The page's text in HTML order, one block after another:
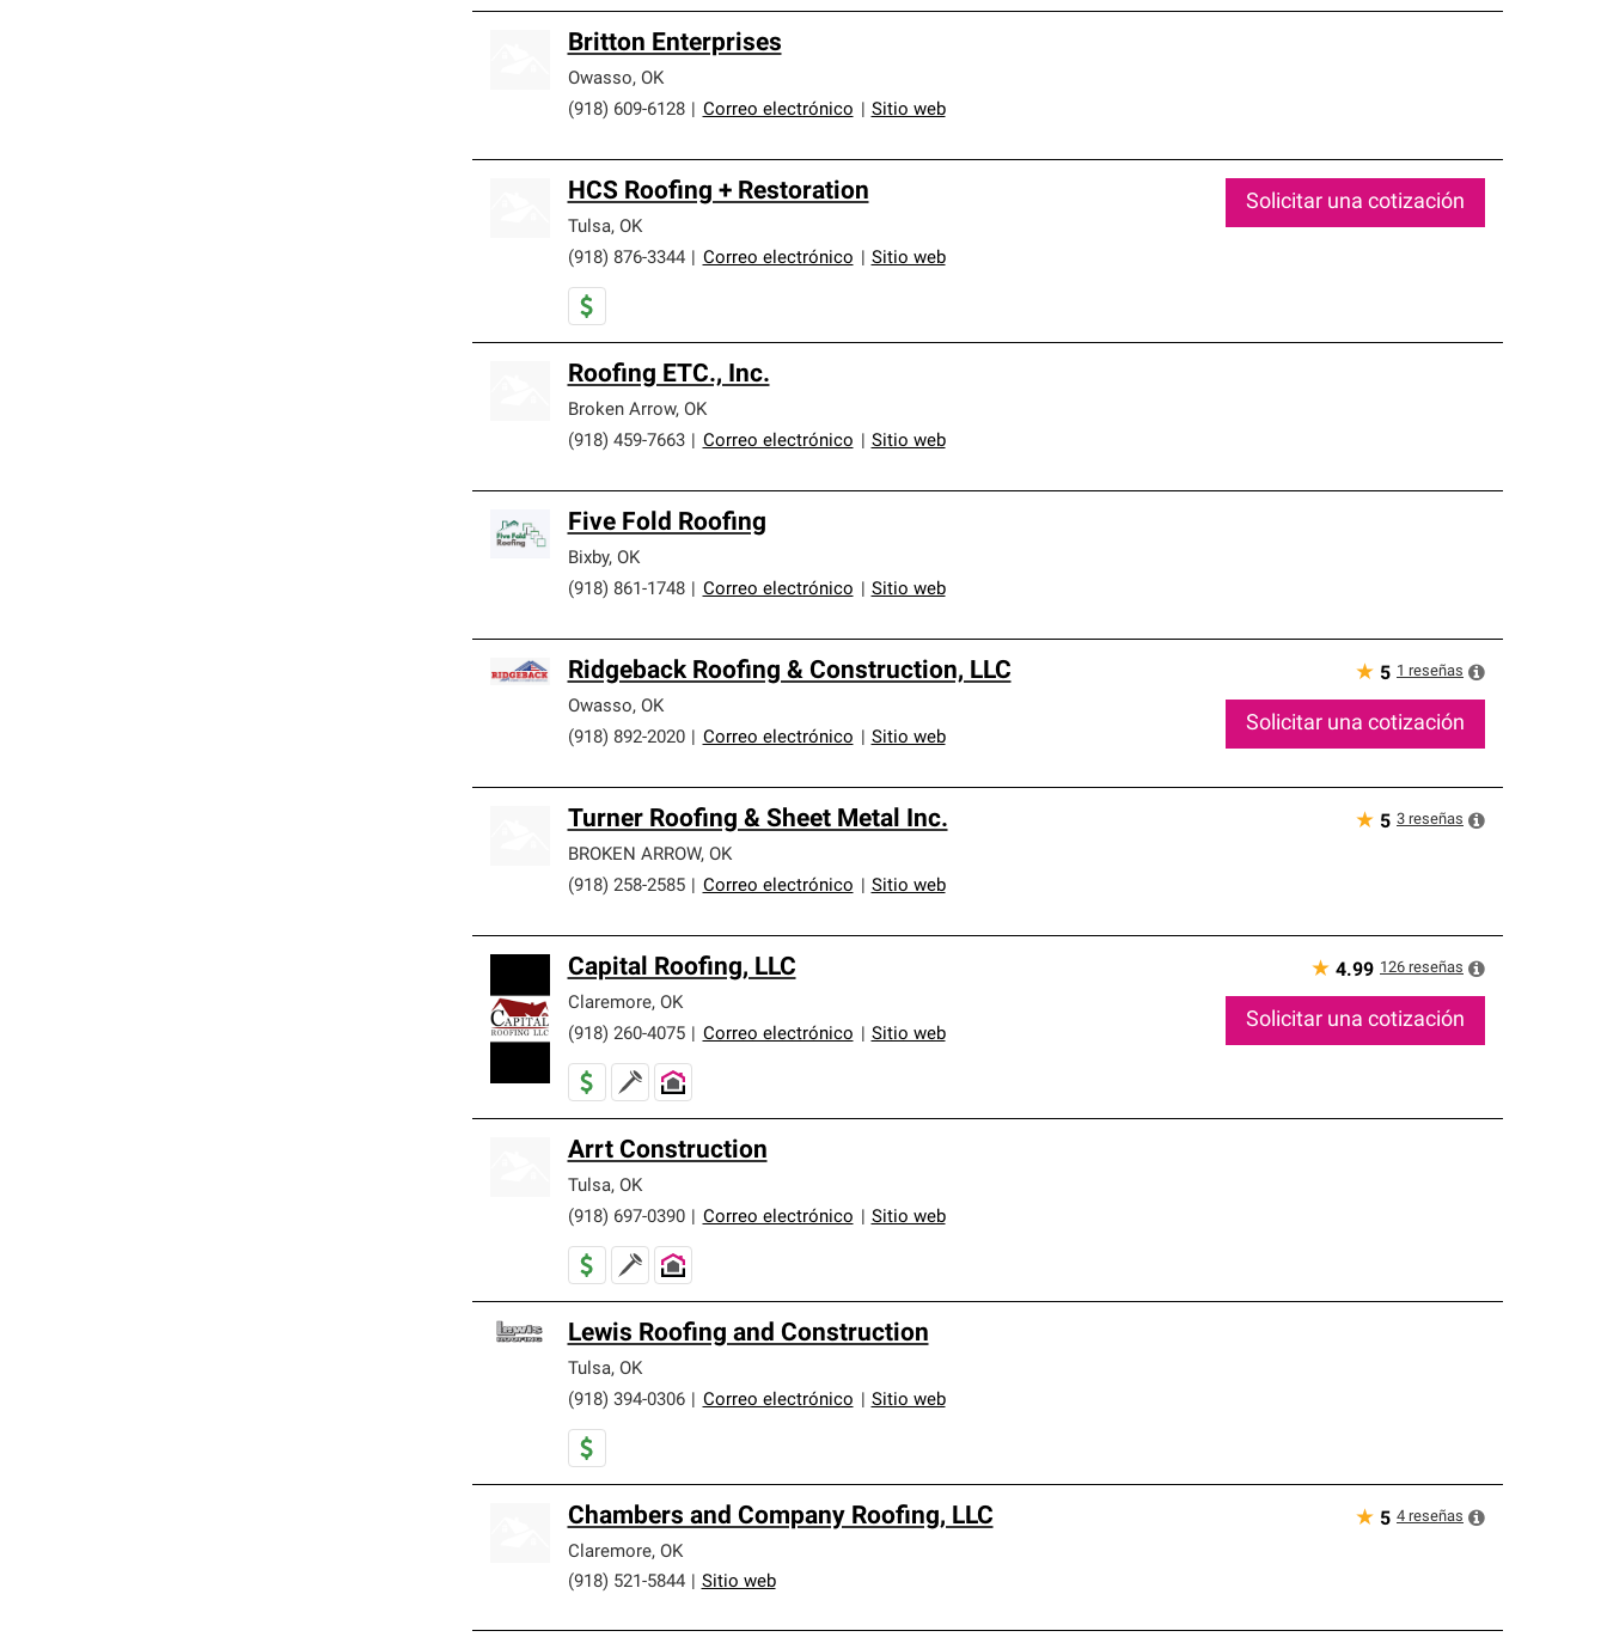
Britton Enterprises
Owasso, OK
(918) 609-6128
Correo electrónico Sitio web
HCS Roofing + Restoration
Tulsa, OK
(918) 876-3344
Correo electrónico Sitio web
Solicitar una cotización
Roofing ETC., Inc.
Broken Arrow, OK
(918) 459-7663
Correo electrónico Sitio web
Five Fold Roofing
Bixby, OK
(918) 861-1748
Correo electrónico Sitio web
Ridgeback Roofing & Construction, LLC
Owasso, OK
(918) 892-2020
Correo electrónico Sitio web
★ 5 1 reseñas
Solicitar una cotización
Turner Roofing & Sheet Metal Inc.
BROKEN ARROW, OK
(918) 258-2585
Correo electrónico Sitio web
★ 5 3 reseñas
Capital Roofing, LLC
Claremore, OK
(918) 260-4075
Correo electrónico Sitio web
★ 4.99 126 reseñas
Solicitar una cotización
Arrt Construction
Tulsa, OK
(918) 697-0390
Correo electrónico Sitio web
Lewis Roofing and Construction
Tulsa, OK
(918) 394-0306
Correo electrónico Sitio web
Chambers and Company Roofing, LLC
Claremore, OK
(918) 521-5844
Sitio web
★ 5 4 reseñas